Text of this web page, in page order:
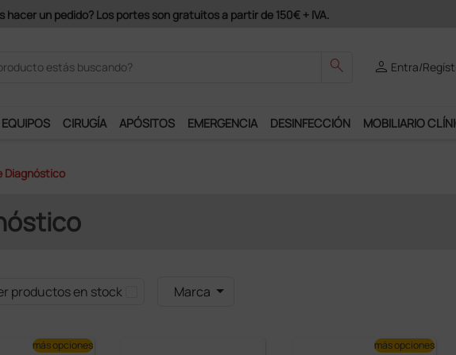
hacer un pedido? Los portes son gratuitos a partir de 150€ + IVA.
search person Entra/
EQUIPOS CIRUGÍA APÓSITOS EMERGENCIA DESINFECCIÓN MOBILIARIO
Diagnóstico
productos en stock Marca
más opciones más opciones